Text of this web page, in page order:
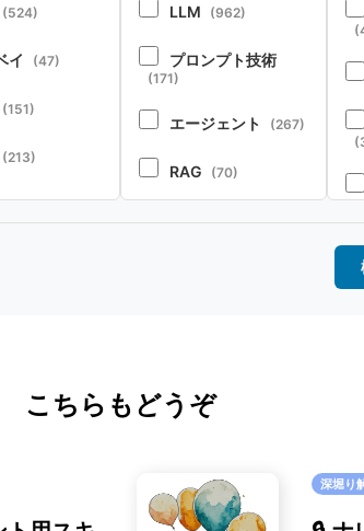
(524)
イ (47)
(151)
(213)
ョン (21)
LLM (962)
プロンプト技術
(171)
エージェント (267)
RAG (70)
コーディング (104)
(32)
画像認識 (20)
こちらもどうぞ
深堀り